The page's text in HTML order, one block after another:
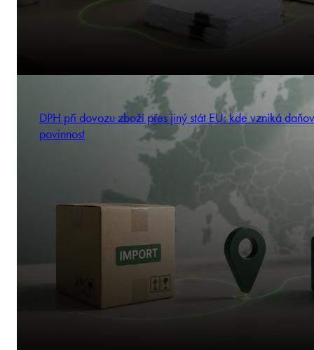
DPH při dovozu zboží přes jiný stát EU: kde vzniká
povinnost